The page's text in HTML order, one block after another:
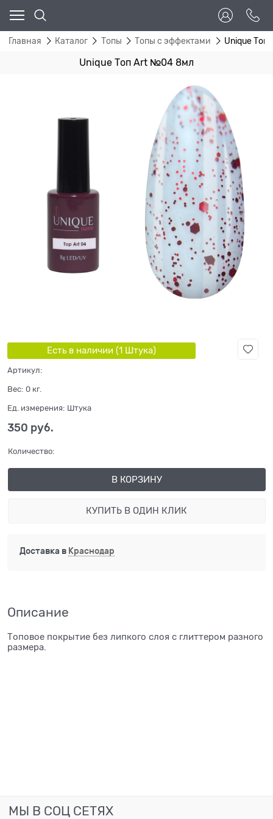
Главная Каталог Топы Топы с эффектами Unique
Unique Топ Art №04 8мл
Есть в наличии (1 Штука)
Артикул:
Вес: 0 кг.
Ед. измерения: Штука
350 руб.
Количество:
В КОРЗИНУ
КУПИТЬ В ОДИН КЛИК
Доставка в Краснодар
Описание
Топовое покрытие без липкого слоя с глиттером разного
размера.
МЫ В СОЦ СЕТЯХ